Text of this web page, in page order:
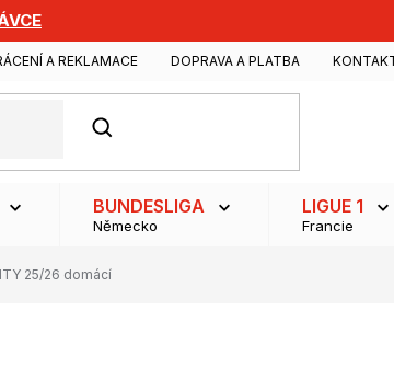
A REKLAMACE DOPRAVA A PLATBA
HLEDAT
BUNDESLIGA
Německo
LIGUE 1
Francie
25/26 domácí